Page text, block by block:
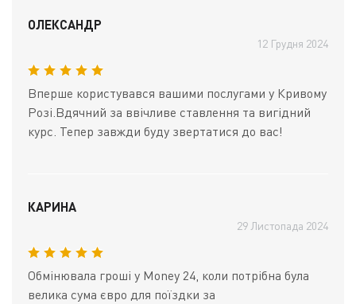
ОЛЕКСАНДР
12 Грудня 2024
Вперше користувався вашими послугами у Кривому
Розі.Вдячний за ввічливе ставлення та вигідний
курс. Тепер завжди буду звертатися до вас!
КАРИНА
29 Листопада 2024
Обмінювала гроші у Money 24, коли потрібна була
велика сума євро для поїздки за